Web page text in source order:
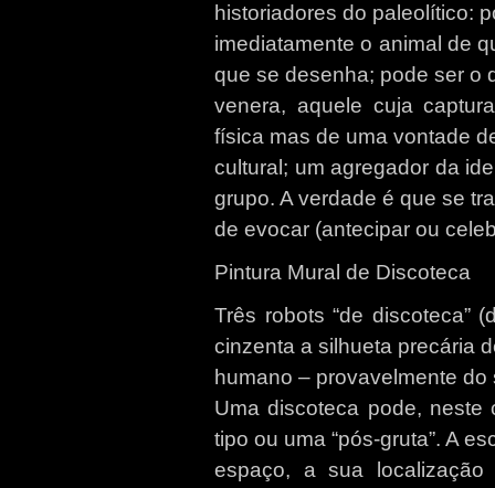
historiadores do paleolítico:
imediatamente o animal de
que se desenha; pode ser o
venera, aquele cuja
física mas de uma vontade
cultural; um agregador da
grupo. A verdade é que se
de evocar (antecipar ou
Pintura Mural de Discoteca
Três robots “de discoteca”
cinzenta a silhueta precária
humano – provavelmente
Uma discoteca pode,
tipo ou uma “pós-gruta”. A
espaço, a sua